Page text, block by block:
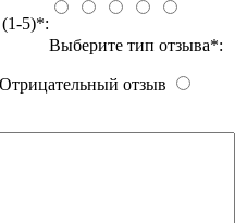
(1-5)*:
Выберите тип отзыва*:
Отрицательный отзыв